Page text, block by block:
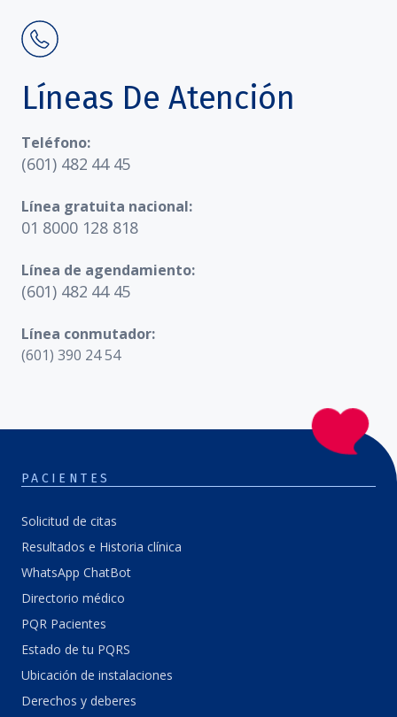
Líneas De Atención
Teléfono:
(601) 482 44 45
Línea gratuita nacional:
01 8000 128 818
Línea de agendamiento:
(601) 482 44 45
Línea conmutador:
(601) 390 24 54
PACIENTES
Solicitud de citas
Resultados e Historia clínica
WhatsApp ChatBot
Directorio médico
PQR Pacientes
Estado de tu PQRS
Ubicación de instalaciones
Derechos y deberes